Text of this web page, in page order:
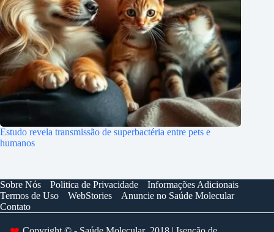
Estudo revela transmissão de superbactéria entre pets e
humanos
Sobre Nós Politica de Privacidade
Informações Adicionais
Termos de Uso
WebStories
Anuncie no Saúde Molecular
Contato